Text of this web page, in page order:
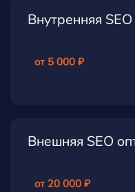
Внутренняя
от 5 000 ₽
Внешняя SEO
от 20 000 ₽